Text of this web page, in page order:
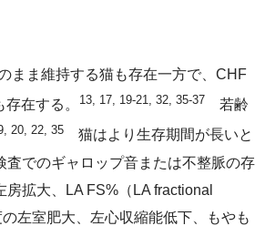
まま維持する猫も存在一方で、CHF
在する。
13, 17, 19-21, 32, 35-37 若齢
20, 22, 35 猫はより生存期間が長いと
査でのギャロップ音または不整脈の存
拡大、LA FS%（LA fractional
左室肥大、左心収縮能低下、もやも